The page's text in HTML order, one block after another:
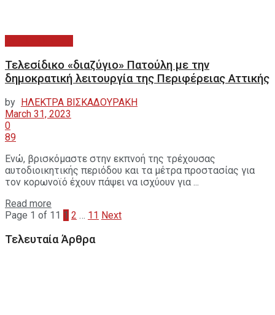
Τελεσίδικο «διαζύγιο» Πατούλη με την
δημοκρατική λειτουργία της Περιφέρειας Αττικής
by
ΗΛΕΚΤΡΑ ΒΙΣΚΑΔΟΥΡΑΚΗ
March 31, 2023
0
89
Ενώ, βρισκόμαστε στην εκπνοή της τρέχουσας
αυτοδιοικητικής περιόδου και τα μέτρα προστασίας για
τον κορωνοϊό έχουν πάψει να ισχύουν για ...
Read more
Page 1 of 11 1 2 … 11 Next
Τελευταία Άρθρα